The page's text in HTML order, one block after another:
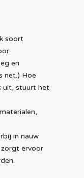
soort
en
net.) Hoe
uit, stuurt het
in nauw
ervoor